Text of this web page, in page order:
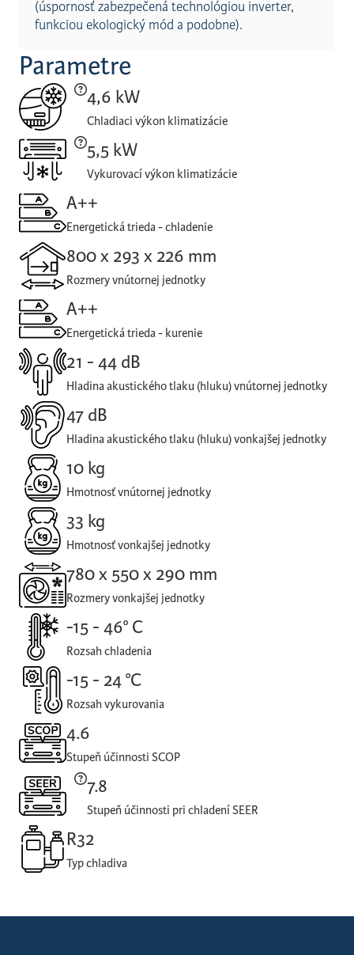
(úspornosť zabezpečená technológiou inverter,
funkciou ekologický mód a podobne).
Parametre
4,6 kW
Chladiaci výkon klimatizácie
5,5 kW
Vykurovací výkon klimatizácie
A++
Energetická trieda - chladenie
800 x 293 x 226 mm
Rozmery vnútornej jednotky
A++
Energetická trieda - kurenie
21 - 44 dB
Hladina akustického tlaku (hluku) vnútornej jednotky
47 dB
Hladina akustického tlaku (hluku) vonkajšej jednotky
10 kg
Hmotnosť vnútornej jednotky
33 kg
Hmotnosť vonkajšej jednotky
780 x 550 x 290 mm
Rozmery vonkajšej jednotky
-15 - 46° C
Rozsah chladenia
-15 - 24 °C
Rozsah vykurovania
4.6
Stupeň účinnosti SCOP
7.8
Stupeň účinnosti pri chladení SEER
R32
Typ chladiva